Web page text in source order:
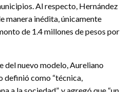
Al respecto, Hernández
manera inédita, únicamente
de 1.4 millones de pesos por
del nuevo modelo, Aureliano
definió como “técnica,
a la sociedad”, y agregó que “un